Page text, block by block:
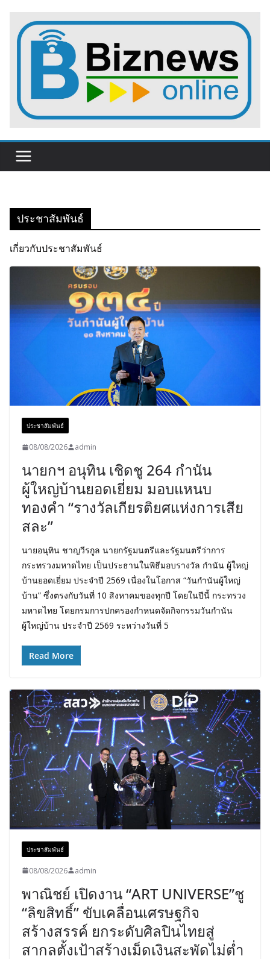
content
ประชาสัมพันธ์
เกี่ยวกับประชาสัมพันธ์
ประชาสัมพันธ์
08/08/2026 admin
นายกฯ อนุทิน เชิดชู 264 กำนัน
ผู้ใหญ่บ้านยอดเยี่ยม มอบแหนบ
ทองคำ “รางวัลเกียรติยศแห่งการเสีย
สละ”
นายอนุทิน ชาญวีรกูล นายกรัฐมนตรีและรัฐมนตรีว่าการ
กระทรวงมหาดไทย เป็นประธานในพิธีมอบรางวัล กำนัน ผู้ใหญ่
บ้านยอดเยี่ยม ประจำปี 2569 เนื่องในโอกาส “วันกำนันผู้ใหญ่
บ้าน” ซึ่งตรงกับวันที่ 10 สิงหาคมของทุกปี โดยในปีนี้ กระทรวง
มหาดไทย โดยกรมการปกครองกำหนดจัดกิจกรรมวันกำนัน
ผู้ใหญ่บ้าน ประจำปี 2569 ระหว่างวันที่ 5
Read More
ประชาสัมพันธ์
08/08/2026 admin
พาณิชย์ เปิดงาน “ART UNIVERSE”ชู
“ลิขสิทธิ์” ขับเคลื่อนเศรษฐกิจ
สร้างสรรค์ ยกระดับศิลปินไทยสู่
สากลตั้งเป้าสร้างเม็ดเงินสะพัดไม่ต่ำ